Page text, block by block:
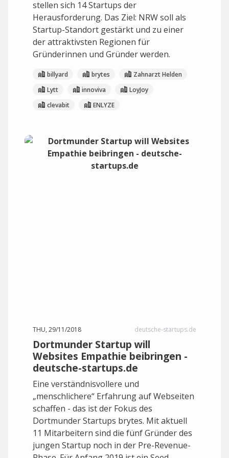
stellen sich 14 Startups der
Herausforderung. Das Ziel: NRW soll als
Startup-Standort gestärkt und zu einer
der attraktivsten Regionen für
Gründerinnen und Gründer werden.
billyard brytes
Zahnarzt Helden
Lytt
innoviva
LoyJoy
clevabit
ENLYZE
THU, 29/11/2018 deutsche-startups.de
Dortmunder Startup will
Websites Empathie beibringen -
deutsche-startups.de
Eine verständnisvollere und
„menschlichere“ Erfahrung auf Webseiten
schaffen - das ist der Fokus des
Dortmunder Startups brytes. Mit aktuell
11 Mitarbeitern sind die fünf Gründer des
jungen Startup noch in der Pre-Revenue-